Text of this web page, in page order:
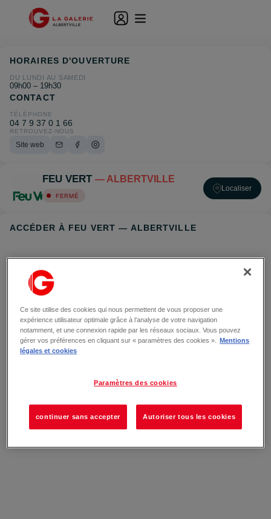
FEU VERT — ALBERTVILLE
FERMÉ
Localiser
ACCÉDER À FEU VERT — ALBERTVILLE
HORAIRES D'OUVERTURE
DU LUNDI AU SAMEDI
09h00 – 19h30
CONTACT
TÉLÉPHONE
04 7 9 37 0 1 66
RETROUVEZ-NOUS
Site web
Ce site utilise des cookies qui nous permettent de vous proposer une
expérience utilisateur optimale grâce à l’analyse de votre navigation
notamment, et une connexion rapide par les réseaux sociaux. Vous pouvez
gérer vos préférences en cliquant sur « paramètres des cookies ».
Mentions
légales et cookies
Paramètres des cookies
continuer sans accepter Autoriser tous les cookies